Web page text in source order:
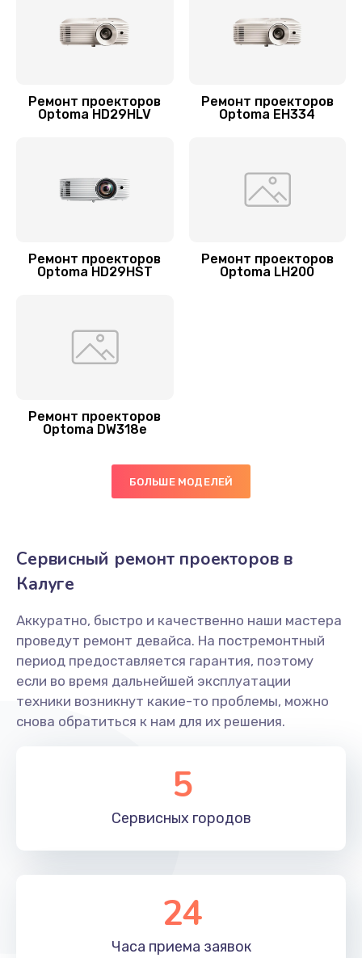
Ремонт проекторов
Optoma HD29HLV
Ремонт проекторов
Optoma EH334
Ремонт проекторов
Optoma HD29HST
Ремонт проекторов
Optoma LH200
Ремонт проекторов
Optoma DW318e
БОЛЬШЕ МОДЕЛЕЙ
Сервисный ремонт проекторов в
Калуге
Аккуратно, быстро и качественно наши мастера
проведут ремонт девайса. На постремонтный
период предоставляется гарантия, поэтому
если во время дальнейшей эксплуатации
техники возникнут какие-то проблемы, можно
снова обратиться к нам для их решения.
5
Сервисных городов
24
Часа приема заявок